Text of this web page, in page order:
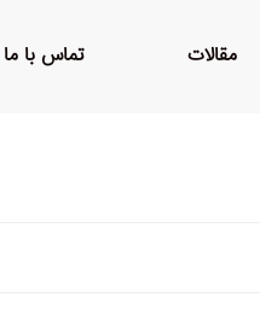
مقالات تماس با ما